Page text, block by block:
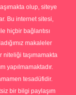
olup, siteye
Bu internet sitesi,
hiçbir bağlantısı
makaleler
niteliği taşımamakta
yapılmamaktadır.
tesadüfidir.
bir bilgi paylaşım